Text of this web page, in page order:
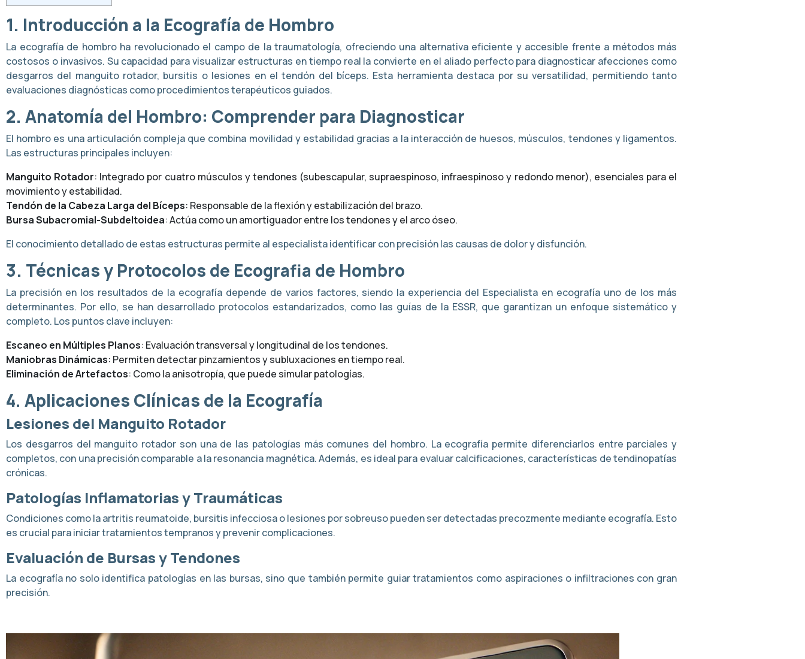
1. Introducción a la Ecografía de Hombro
La ecografía de hombro ha revolucionado el campo de la traumatología, ofreciendo una alternativa eficiente y accesible frente a métodos más
costosos o invasivos. Su capacidad para visualizar estructuras en tiempo real la convierte en el aliado perfecto para diagnosticar afecciones como
desgarros del manguito rotador, bursitis o lesiones en el tendón del bíceps. Esta herramienta destaca por su versatilidad, permitiendo tanto
evaluaciones diagnósticas como procedimientos terapéuticos guiados.
2. Anatomía del Hombro: Comprender para Diagnosticar
El hombro es una articulación compleja que combina movilidad y estabilidad gracias a la interacción de huesos, músculos, tendones y ligamentos.
Las estructuras principales incluyen:
Manguito Rotador: Integrado por cuatro músculos y tendones (subescapular, supraespinoso, infraespinoso y redondo menor), esenciales para el
movimiento y estabilidad.
Tendón de la Cabeza Larga del Bíceps: Responsable de la flexión y estabilización del brazo.
Bursa Subacromial-Subdeltoidea: Actúa como un amortiguador entre los tendones y el arco óseo.
El conocimiento detallado de estas estructuras permite al especialista identificar con precisión las causas de dolor y disfunción.
3. Técnicas y Protocolos de Ecografia de Hombro
La precisión en los resultados de la ecografía depende de varios factores, siendo la experiencia del Especialista en ecografía uno de los más
determinantes. Por ello, se han desarrollado protocolos estandarizados, como las guías de la ESSR, que garantizan un enfoque sistemático y
completo. Los puntos clave incluyen:
Escaneo en Múltiples Planos: Evaluación transversal y longitudinal de los tendones.
Maniobras Dinámicas: Permiten detectar pinzamientos y subluxaciones en tiempo real.
Eliminación de Artefactos: Como la anisotropía, que puede simular patologías.
4. Aplicaciones Clínicas de la Ecografía
Lesiones del Manguito Rotador
Los desgarros del manguito rotador son una de las patologías más comunes del hombro. La ecografía permite diferenciarlos entre parciales y
completos, con una precisión comparable a la resonancia magnética. Además, es ideal para evaluar calcificaciones, características de tendinopatías
crónicas.
Patologías Inflamatorias y Traumáticas
Condiciones como la artritis reumatoide, bursitis infecciosa o lesiones por sobreuso pueden ser detectadas precozmente mediante ecografía. Esto
es crucial para iniciar tratamientos tempranos y prevenir complicaciones.
Evaluación de Bursas y Tendones
La ecografía no solo identifica patologías en las bursas, sino que también permite guiar tratamientos como aspiraciones o infiltraciones con gran
precisión.